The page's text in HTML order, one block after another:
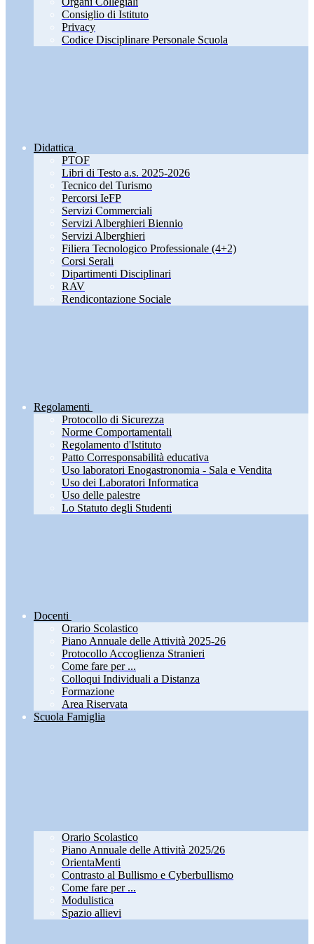
Consiglio di Istituto
Privacy
Codice Disciplinare Personale Scuola
Didattica
PTOF
Libri di Testo a.s. 2025-2026
Tecnico del Turismo
Percorsi IeFP
Servizi Commerciali
Servizi Alberghieri Biennio
Servizi Alberghieri
Filiera Tecnologico Professionale (4+2)
Corsi Serali
Dipartimenti Disciplinari
RAV
Rendicontazione Sociale
Regolamenti
Protocollo di Sicurezza
Norme Comportamentali
Regolamento d'Istituto
Patto Corresponsabilità educativa
Uso laboratori Enogastronomia - Sala e Vendita
Uso dei Laboratori Informatica
Uso delle palestre
Lo Statuto degli Studenti
Docenti
Orario Scolastico
Piano Annuale delle Attività 2025-26
Protocollo Accoglienza Stranieri
Come fare per ...
Colloqui Individuali a Distanza
Formazione
Area Riservata
Scuola Famiglia
Orario Scolastico
Piano Annuale delle Attività 2025/26
OrientaMenti
Contrasto al Bullismo e Cyberbullismo
Come fare per ...
Modulistica
Spazio allievi